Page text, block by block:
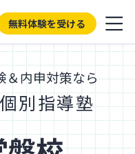
無料体験を受ける
別指導塾
＆内申対策なら